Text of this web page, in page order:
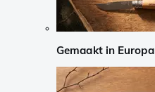
Gemaakt in Europa